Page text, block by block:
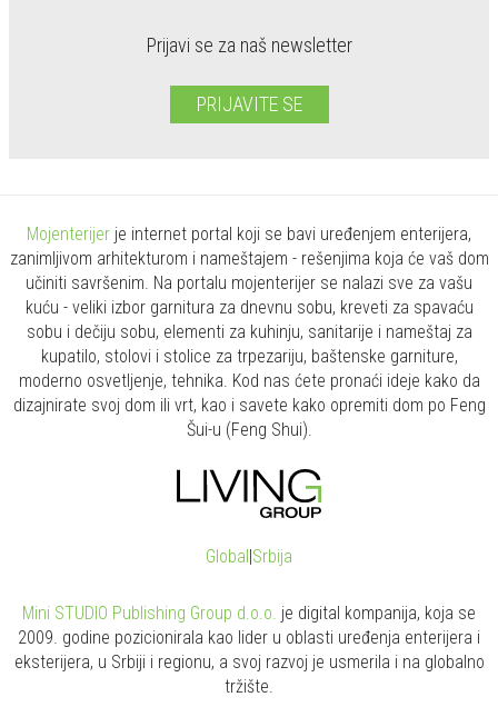
Prijavi se za naš newsletter
PRIJAVITE SE
Mojenterijer je internet portal koji se bavi uređenjem enterijera,
zanimljivom arhitekturom i nameštajem - rešenjima koja će vaš dom
učiniti savršenim. Na portalu mojenterijer se nalazi sve za vašu
kuću - veliki izbor garnitura za dnevnu sobu, kreveti za spavaću
sobu i dečiju sobu, elementi za kuhinju, sanitarije i nameštaj za
kupatilo, stolovi i stolice za trpezariju, baštenske garniture,
moderno osvetljenje, tehnika. Kod nas ćete pronaći ideje kako da
dizajnirate svoj dom ili vrt, kao i savete kako opremiti dom po Feng
Šui-u (Feng Shui).
Global|Srbija
Mini STUDIO Publishing Group d.o.o. je digital kompanija, koja se
2009. godine pozicionirala kao lider u oblasti uređenja enterijera i
eksterijera, u Srbiji i regionu, a svoj razvoj je usmerila i na globalno
tržište.